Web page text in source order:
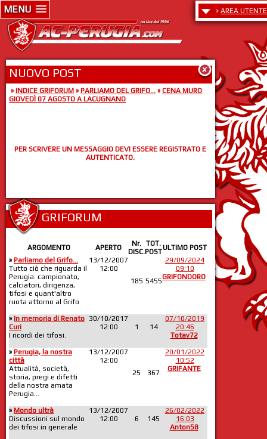
MENU > AREA UTENTE
NUOVO POST
» INDICE GRIFORUM » PARLIAMO DEL GRIFO... » CENA MURO
GIOVEDÌ 07 AGOSTO A LACUGNANO
PER SCRIVERE UN MESSAGGIO DEVI ESSERE REGISTRATO E
AUTENTICATO.
GRIFORUM
ARGOMENTO APERTO
Nr.
DISC.
TOT.
POSTULTIMO POST
» Parliamo del Grifo...
Tutto ciò che riguarda il
Perugia: campionato,
calciatori, dirigenza,
tifosi e quant'altro
ruota attorno al Grifo
13/12/2007
12:00
185 5455
29/09/2024
09:10
GRIFONDORO
» In memoria di Renato
Curi
I ricordi dei tifosi.
30/10/2017
12:00
1 14
07/10/2019
20:46
Totav72
» Perugia, la nostra
città
Attualità, società,
storia, pregi e difetti
della nostra amata
Perugia...
13/12/2007
12:00
25
367
20/01/2022
10:52
GRIFANTE
» Mondo ultrà
Discussioni sul mondo
dei tifosi in generale
13/12/2007
12:00
6 145
26/02/2022
16:03
Anton58